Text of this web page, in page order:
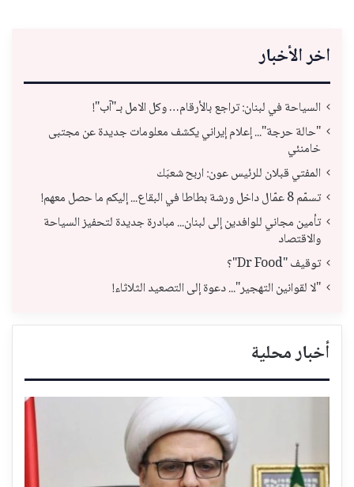
اخر الأخبار
السياحة في لبنان: تراجع بالأرقام… وكل الامل بـ"آب"!
"حالة حرجة"... إعلام إيراني يكشف معلومات جديدة عن مجتبى
خامنئي
المفتي قبلان للرئيس عون: اربح شعبَك
تسمّم 8 عمّال داخل ورشة بطاطا في البقاع... إليكم ما حصل معهم!
تأمين مجاني للوافدين إلى لبنان... مبادرة جديدة لتحفيز السياحة
والاقتصاد
توقيف "Dr Food"؟
"لا لقوانين التهجير"... دعوة إلى التصعيد الثلاثاء!
أخبار محلية